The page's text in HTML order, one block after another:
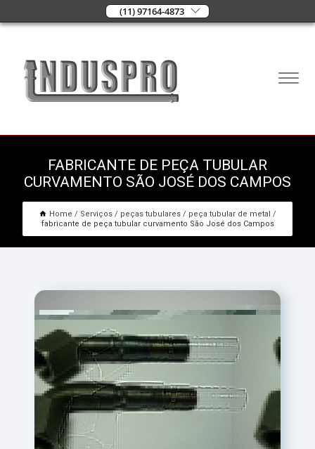
(11) 97164-4873
FABRICANTE DE PEÇA TUBULAR
CURVAMENTO SÃO JOSÉ DOS CAMPOS
Home Serviços peças tubulares
peça tubular de metal
fabricante de peça tubular curvamento São José dos Campos